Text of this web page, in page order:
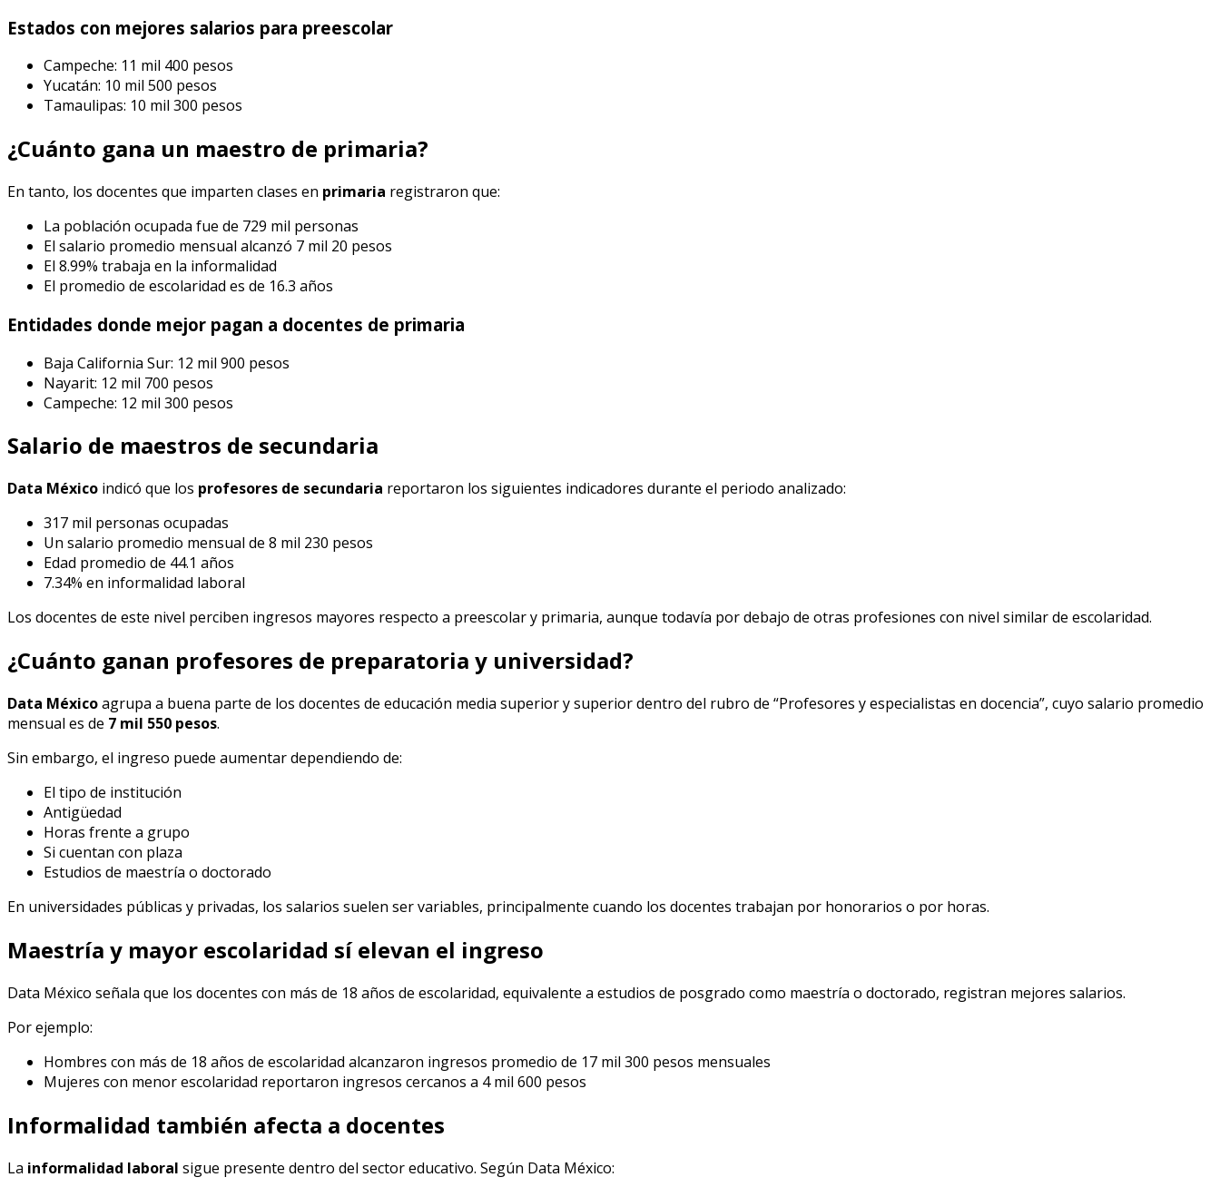
Estados con mejores salarios para preescolar
Campeche: 11 mil 400 pesos
Yucatán: 10 mil 500 pesos
Tamaulipas: 10 mil 300 pesos
¿Cuánto gana un maestro de primaria?
En tanto, los docentes que imparten clases en primaria registraron que:
La población ocupada fue de 729 mil personas
El salario promedio mensual alcanzó 7 mil 20 pesos
El 8.99% trabaja en la informalidad
El promedio de escolaridad es de 16.3 años
Entidades donde mejor pagan a docentes de primaria
Baja California Sur: 12 mil 900 pesos
Nayarit: 12 mil 700 pesos
Campeche: 12 mil 300 pesos
Salario de maestros de secundaria
Data México indicó que los profesores de secundaria reportaron los siguientes indicadores durante el periodo analizado:
317 mil personas ocupadas
Un salario promedio mensual de 8 mil 230 pesos
Edad promedio de 44.1 años
7.34% en informalidad laboral
Los docentes de este nivel perciben ingresos mayores respecto a preescolar y primaria, aunque todavía por debajo de otras profesiones con nivel similar de escolaridad.
¿Cuánto ganan profesores de preparatoria y universidad?
Data Méxicoagrupa a buena parte de los docentes de educación media superior y superior dentro del rubro de “Profesores y especialistas en docencia”, cuyo salario promedio
mensual es de 7 mil 550 pesos.
Sin embargo, el ingreso puede aumentar dependiendo de:
El tipo de institución
Antigüedad
Horas frente a grupo
Si cuentan con plaza
Estudios de maestría o doctorado
En universidades públicas y privadas, los salarios suelen ser variables, principalmente cuando los docentes trabajan por honorarios o por horas.
Maestría y mayor escolaridad sí elevan el ingreso
Data México señala que los docentes con más de 18 años de escolaridad, equivalente a estudios de posgrado como maestría o doctorado, registran mejores salarios.
Por ejemplo:
Hombres con más de 18 años de escolaridad alcanzaron ingresos promedio de 17 mil 300 pesos mensuales
Mujeres con menor escolaridad reportaron ingresos cercanos a 4 mil 600 pesos
Informalidad también afecta a docentes
La informalidad laboral sigue presente dentro del sector educativo. Según Data México: